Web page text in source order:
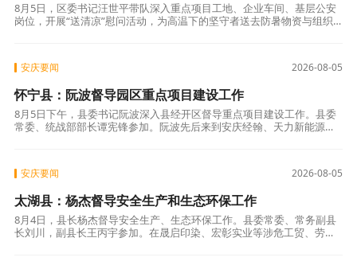
8月5日，区委书记汪世平带队深入重点项目工地、企业车间、基层公安
岗位，开展“送清凉”慰问活动，为高温下的坚守者送去防暑物资与组织
2026-08-05
安庆要闻
怀宁县：阮波督导园区重点项目建设工作
8月5日下午，县委书记阮波深入县经开区督导重点项目建设工作。县委
常委、统战部部长谭宪锋参加。阮波先后来到安庆经翰、天力新能源、
2026-08-05
安庆要闻
太湖县：杨杰督导安全生产和生态环保工作
8月4日，县长杨杰督导安全生产、生态环保工作。县委常委、常务副县
长刘川，副县长王丙宇参加。在晟启印染、宏彰实业等涉危工贸、劳动